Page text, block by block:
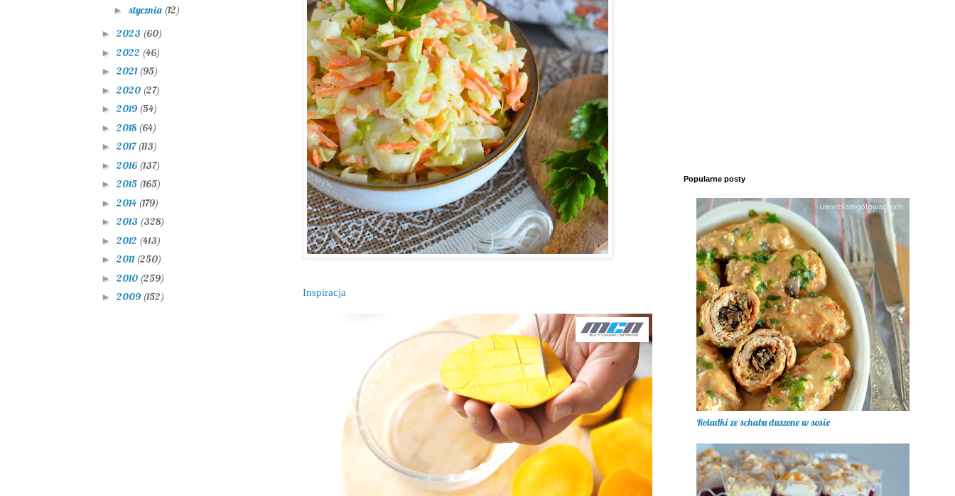
Inspiracja
► stycznia (12)
► 2023 (60)
► 2022 (46)
► 2021 (95)
► 2020 (27)
► 2019 (54)
► 2018 (64)
► 2017(113)
► 2016 (137)
► 2015 (165)
► 2014 (179)
► 2013 (328)
► 2012 (413)
► 2011 (250)
► 2010 (259)
► 2009 (152)
Popularne posty
Roladki ze schabu duszone w sosie